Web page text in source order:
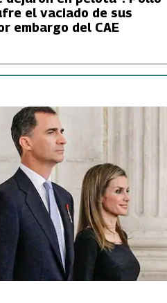
el vaciado de sus
embargo del CAE